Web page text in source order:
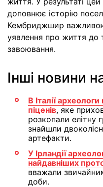
доповнює історію
Кембриджшир
уявлення про життя до
завоювання.
Інші новини
В Італії
піценів, яке
розкопали елітну
знайшли
артефакти.
У Ірландії
найдавніших
вважали
доби.